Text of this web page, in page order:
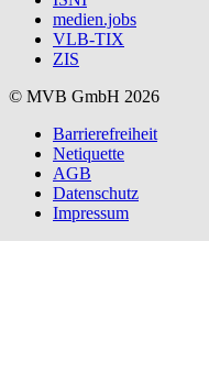
medien.jobs
VLB-TIX
ZIS
© MVB GmbH 2026
Barrierefreiheit
Netiquette
AGB
Datenschutz
Impressum